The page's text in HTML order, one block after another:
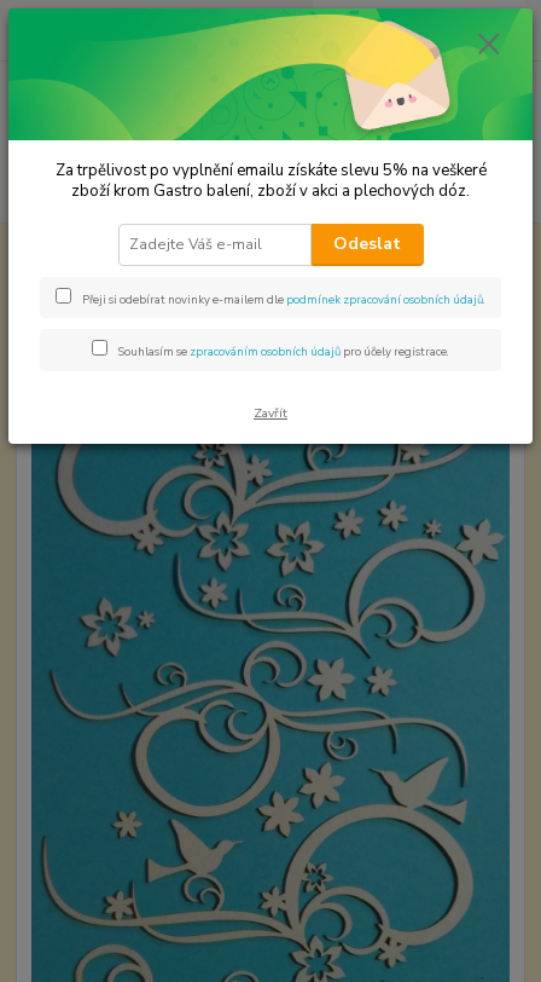
Menu
Hledat
ks
za 0,00 Kč
Papírové výřezy Papírový výřez 17 ks.
Papírový výřez 17 ks.
Za trpělivost po vyplnění emailu získáte slevu 5% na veškeré
zboží krom Gastro balení, zboží v akci a plechových dóz.
Odeslat
Přeji si odebírat novinky e-mailem dle podmínek zpracování osobních údajů
Souhlasím se zpracováním osobních údajů pro účely registrace.
Zavřít